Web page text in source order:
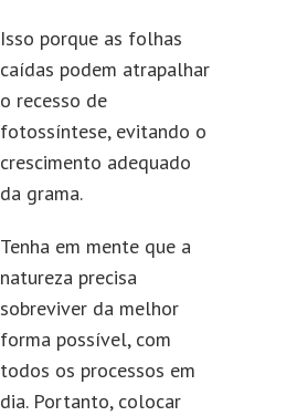
Isso porque as folhas
caídas podem atrapalhar
o recesso de
fotossíntese, evitando o
crescimento adequado
da grama.
Tenha em mente que a
natureza precisa
sobreviver da melhor
forma possível, com
todos os processos em
dia. Portanto, colocar